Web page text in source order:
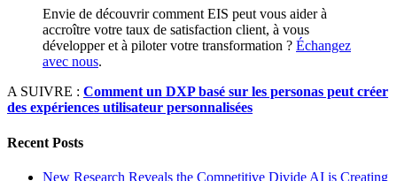
Envie de découvrir comment EIS peut vous aider à
accroître votre taux de satisfaction client, à vous
développer et à piloter votre transformation ? Échangez
avec nous.
A SUIVRE : Comment un DXP basé sur les personas peut créer
des expériences utilisateur personnalisées
Recent Posts
New Research Reveals the Competitive Divide AI is Creating